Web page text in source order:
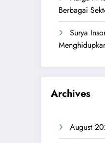
Berbagai
Surya
Archives
August